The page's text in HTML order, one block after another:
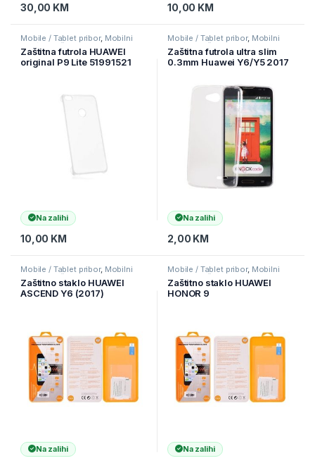
30,00 KM 10,00 KM
Mobile / Tablet pribor, Mobilni
Uređaji Zaštitne maske i coveri
Zaštitna futrola HUAWEI
original P9 Lite 51991521
Na zalihi
10,00 KM
Mobile / Tablet pribor, Mobilni
Uređaji Zaštitne maske i coveri
Zaštitna futrola ultra slim
0.3mm Huawei Y6/Y5 2017
Na zalihi
2,00 KM
Mobile / Tablet pribor, Mobilni
Uređaji Zaštitne maske i coveri
Zaštitno staklo HUAWEI
ASCEND Y6 (2017)
Na zalihi
Mobile / Tablet pribor, Mobilni
Uređaji Zaštitne maske i coveri
Zaštitno staklo HUAWEI
HONOR 9
Na zalihi